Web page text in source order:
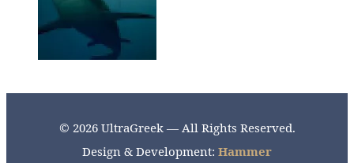
© 2026 UltraGreek — All Rights Reserved.
Design & Development: Hammer